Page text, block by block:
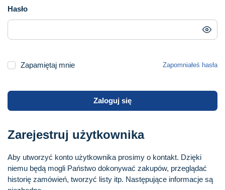
Hasło
Zapamiętaj mnie Zapomniałeś hasła
Zaloguj się
Zarejestruj użytkownika
Aby utworzyć konto użytkownika prosimy o kontakt. Dzięki
niemu będą mogli Państwo dokonywać zakupów, przeglądać
historię zamówień, tworzyć listy itp. Następujące informacje są